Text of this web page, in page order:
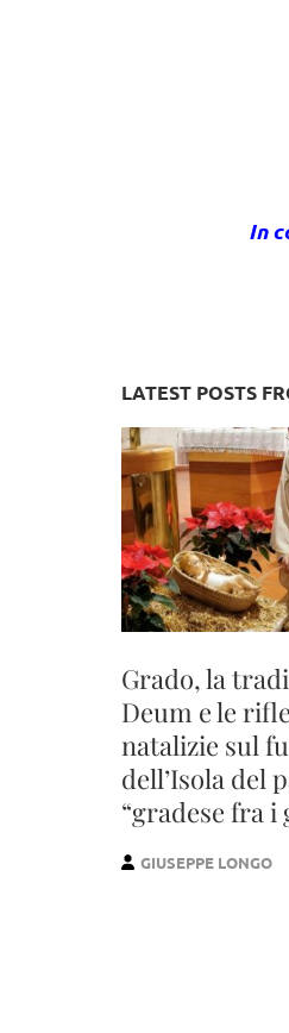
In
LATEST POSTS
Grado, la
Deum e le
natalizie sul
dell’Isola del
“gradese fra i
GIUSEPPE LONGO